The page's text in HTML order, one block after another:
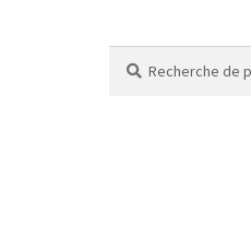
pour :